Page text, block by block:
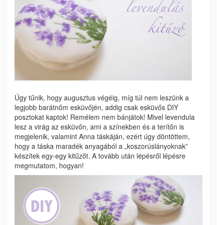
Úgy tűnik, hogy augusztus végéig, míg túl nem leszünk a
legjobb barátnőm esküvőjén, addig csak esküvős DIY
posztokat kaptok! Remélem nem bánjátok! Mivel levendula
lesz a virág az esküvőn, ami a színekben és a terítőn is
megjelenik, valamint Anna táskáján, ezért úgy döntöttem,
hogy a táska maradék anyagából a „koszorúslányoknak”
készítek egy-egy kitűzőt. A tovább után lépésről lépésre
megmutatom, hogyan!